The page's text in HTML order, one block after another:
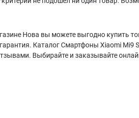
Нова вы можете выгодно купить
Каталог Смартфоны Xiaomi Mi9
Выбирайте и заказывайте